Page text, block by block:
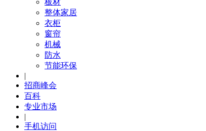
整体家居
衣柜
窗帘
机械
防水
节能环保
|
招商峰会
百科
专业市场
|
手机访问